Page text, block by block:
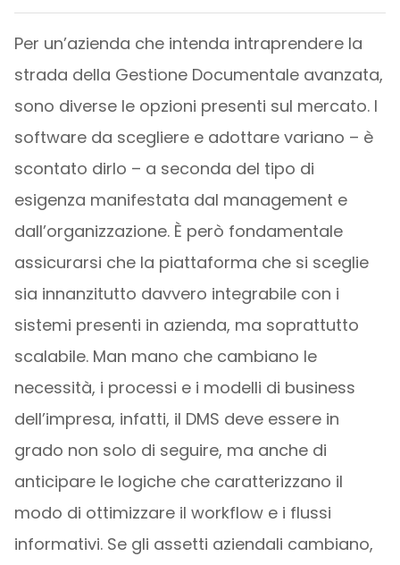
Per un’azienda che intenda intraprendere la
strada della Gestione Documentale avanzata,
sono diverse le opzioni presenti sul mercato. I
software da scegliere e adottare variano – è
scontato dirlo – a seconda del tipo di
esigenza manifestata dal management e
dall’organizzazione. È però fondamentale
assicurarsi che la piattaforma che si sceglie
sia innanzitutto davvero integrabile con i
sistemi presenti in azienda, ma soprattutto
scalabile. Man mano che cambiano le
necessità, i processi e i modelli di business
dell’impresa, infatti, il DMS deve essere in
grado non solo di seguire, ma anche di
anticipare le logiche che caratterizzano il
modo di ottimizzare il workflow e i flussi
informativi. Se gli assetti aziendali cambiano,